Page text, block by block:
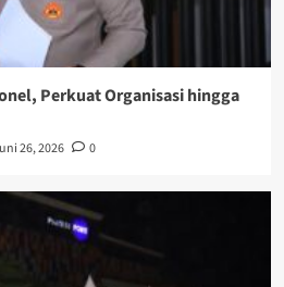
Perkuat Organisasi hingga
26, 2026 0